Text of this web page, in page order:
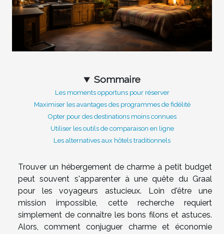
Sommaire
Les moments opportuns pour réserver
Maximiser les avantages des programmes de fidélité
Opter pour des destinations moins connues
Utiliser les outils de comparaison en ligne
Les alternatives aux hôtels traditionnels
Trouver un hébergement de charme à petit budget
peut souvent s'apparenter à une quête du Graal
pour les voyageurs astucieux. Loin d'être une
mission impossible, cette recherche requiert
simplement de connaître les bons filons et astuces.
Alors, comment conjuguer charme et économie